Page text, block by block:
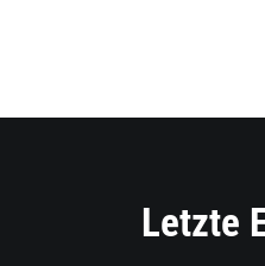
Letzte